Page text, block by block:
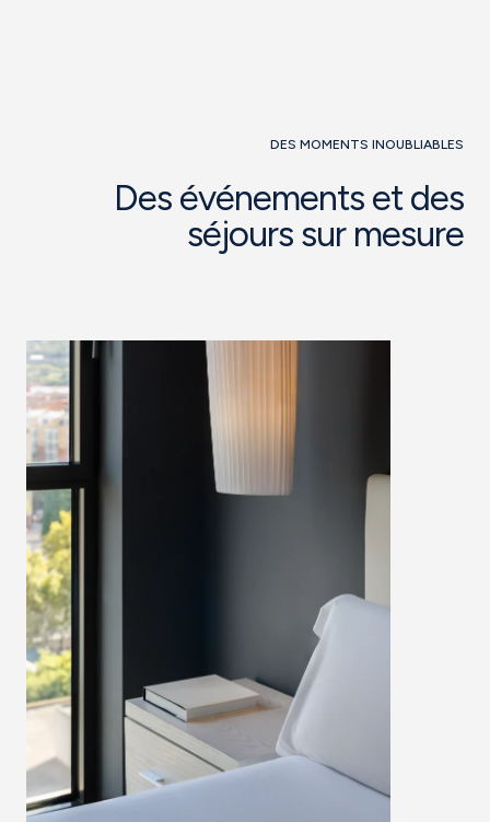
DES MOMENTS INOUBLIABLES
Des événements et des
séjours sur mesure